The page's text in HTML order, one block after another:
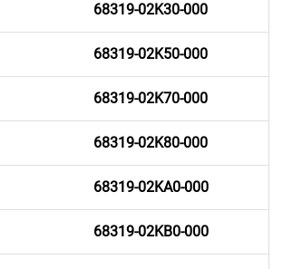
68319-02K30-000
68319-02K50-000
68319-02K70-000
68319-02K80-000
68319-02KA0-000
68319-02KB0-000